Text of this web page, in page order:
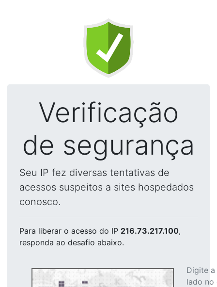
Verificação
de segurança
Seu IP fez diversas tentativas de
acessos suspeitos a sites hospedados
conosco.
Para liberar o acesso do IP 216.73.217.100,
responda ao desafio abaixo.
Digite
lado no